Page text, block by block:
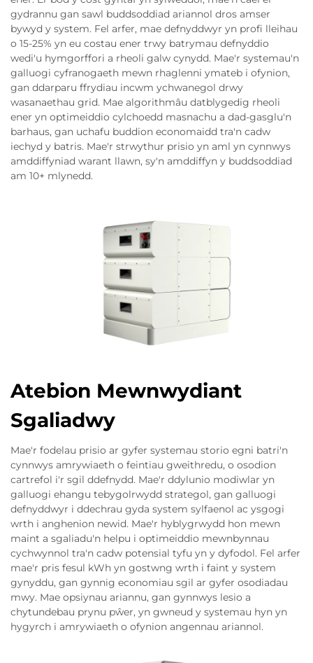
gydrannu gan sawl buddsoddiad ariannol dros amser
bywyd y system. Fel arfer, mae defnyddwyr yn profi lleihau
o 15-25% yn eu costau ener trwy batrymau defnyddio
wedi'u hymgorffori a rheoli galw cynydd. Mae'r systemau'n
galluogi cyfranogaeth mewn rhaglenni ymateb i ofynion,
gan ddarparu ffrydiau incwm ychwanegol drwy
wasanaethau grid. Mae algorithmâu datblygedig rheoli
ener yn optimeiddio cylchoedd masnachu a dad-gasglu'n
barhaus, gan uchafu buddion economaidd tra'n cadw
iechyd y batris. Mae'r strwythur prisio yn aml yn cynnwys
amddiffyniad warant llawn, sy'n amddiffyn y buddsoddiad
am 10+ mlynedd.
Atebion Mewnwydiant
Sgaliadwy
Mae'r fodelau prisio ar gyfer systemau storio egni batri'n
cynnwys amrywiaeth o feintiau gweithredu, o osodion
cartrefol i'r sgil ddefnydd. Mae'r ddylunio modiwlar yn
galluogi ehangu tebygolrwydd strategol, gan galluogi
defnyddwyr i ddechrau gyda system sylfaenol ac ysgogi
wrth i anghenion newid. Mae'r hyblygrwydd hon mewn
maint a sgaliadu'n helpu i optimeiddio mewnbynnau
cychwynnol tra'n cadw potensial tyfu yn y dyfodol. Fel arfer
mae'r pris fesul kWh yn gostwng wrth i faint y system
gynyddu, gan gynnig economiau sgil ar gyfer osodiadau
mwy. Mae opsiynau ariannu, gan gynnwys lesio a
chytundebau prynu pŵer, yn gwneud y systemau hyn yn
hygyrch i amrywiaeth o ofynion angennau ariannol.